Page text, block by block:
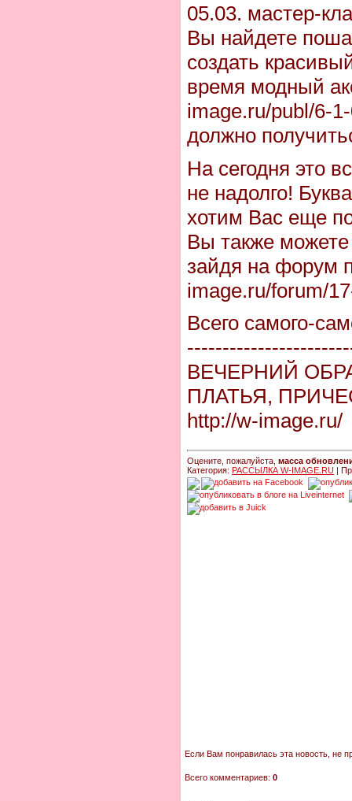
05.03. мастер-
Вы найдете
создать
время модный
image.ru/publ/6-
должно
На сегодня это
не надолго!
хотим Вас еще
Вы также можете
зайдя на форум
image.ru/forum/
Всего самого-
ВЕЧЕРНИЙ
ПЛАТЬЯ,
http://w-image.ru/
Оцените, пожалуйста, масса
Категория: РАССЫЛКА W-IMAGE.RU |
Если Вам понравилась эта новость, не
Всего комментариев: 0